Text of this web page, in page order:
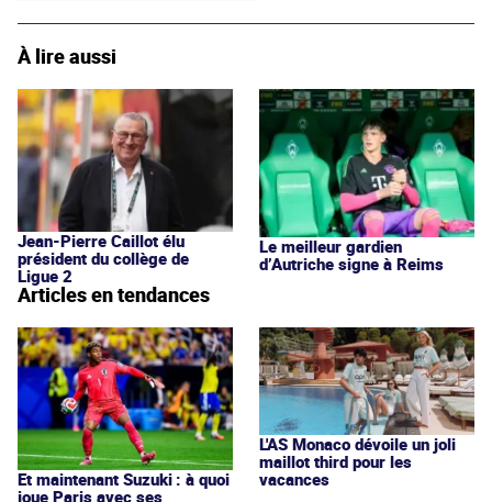
À lire aussi
Jean-Pierre Caillot élu
président du collège de
Ligue 2
Le meilleur gardien
d’Autriche signe à Reims
Articles en tendances
Et maintenant Suzuki : à quoi
joue Paris avec ses
L'AS Monaco dévoile un joli
maillot third pour les
vacances